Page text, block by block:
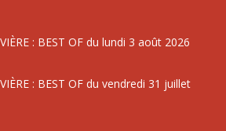
: BEST OF du lundi 3 août 2026
: BEST OF du vendredi 31 juillet